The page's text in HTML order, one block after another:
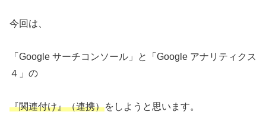
今回は、
「Google サーチコンソール」と「Google アナリティクス
４」の
『関連付け』（連携）をしようと思います。